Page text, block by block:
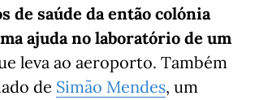
de saúde da então colónia
ajuda no laboratório de um
leva ao aeroporto. Também
de Simão Mendes, um